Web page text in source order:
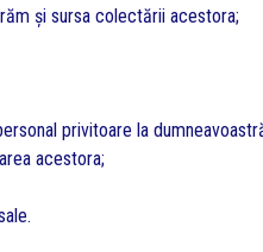
și sursa colectării acestora;
privitoare la
acestora;